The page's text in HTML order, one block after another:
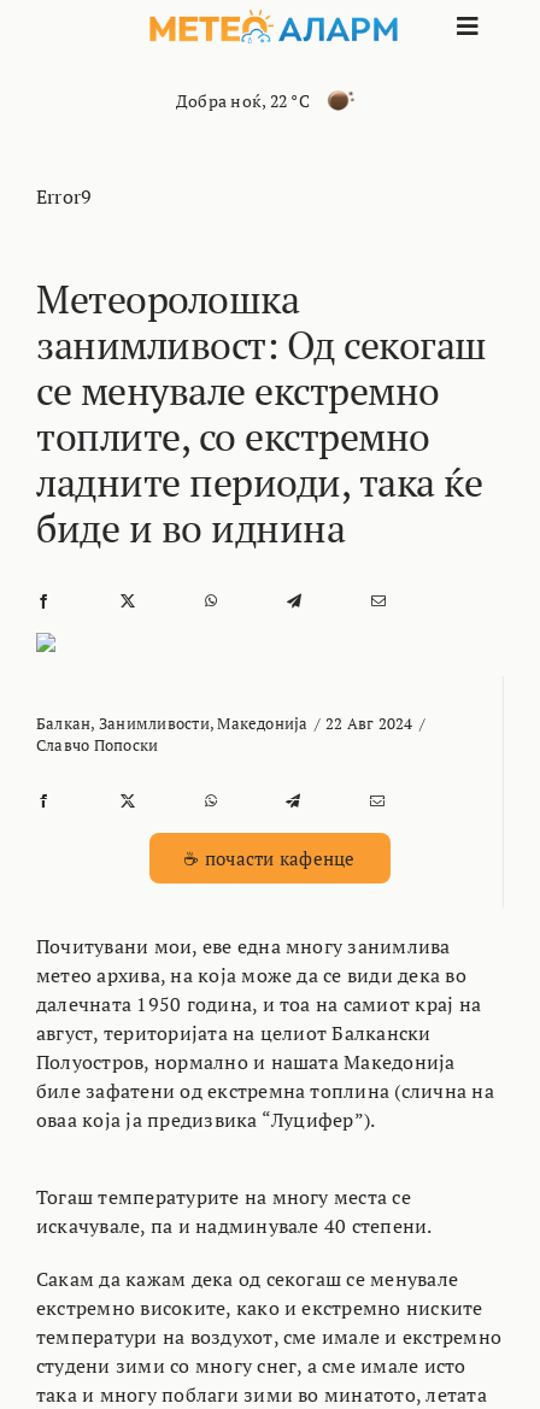
Toggle
КОНТАКТ
МАРКЕТИНГ
Добра ноќ, 22 °C
Error9
Метеоролошка
занимливост: Од секогаш
се менувале екстремно
топлите, со екстремно
ладните периоди, така ќе
биде и во иднина
Балкан, Занимливости,Македонија / 22 Авг 2024 /
Славчо Попоски
☕ почасти кафенце
Почитувани мои, еве една многу занимлива
метео архива, на која може да се види дека во
далечната 1950 година, и тоа на самиот крај на
август, територијата на целиот Балкански
Полуостров, нормално и нашата Македонија
биле зафатени од екстремна топлина (слична на
оваа која ја предизвика “Луцифер”).
Тогаш температурите на многу места се
искачувале, па и надминувале 40 степени.
Сакам да кажам дека од секогаш се менувале
екстремно високите, како и екстремно ниските
температури на воздухот, сме имале и екстремно
студени зими со многу снег, а сме имале исто
така и многу поблаги зими во минатото, летата